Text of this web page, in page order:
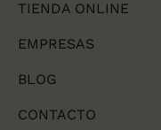
TIENDA ONLINE
EMPRESAS
BLOG
CONTACTO